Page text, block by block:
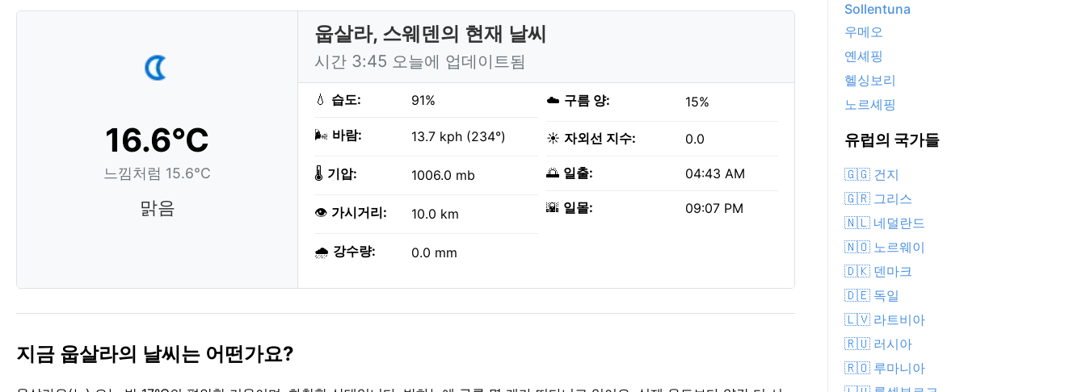
16.6°C
느낌처럼 15.6°C
맑음
웁살라, 스웨덴의 현재 날씨
시간 3:45 오늘에 업데이트됨
💧 습도: 91%
🌬️ 바람: 13.7 kph (234°)
🌡️ 기압: 1006.0 mb
👁️ 가시거리: 10.0 km
🌧️ 강수량: 0.0 mm
☁️ 구름 양: 15%
☀️ 자외선 지수: 0.0
🌅 일출: 04:43 AM
🌇 일몰: 09:07 PM
지금 웁살라의 날씨는 어떤가요?
Sollentuna
우메오
옌셰핑
헬싱보리
노르셰핑
유럽의 국가들
🇬🇬 건지
🇬🇷 그리스
🇳🇱 네덜란드
🇳🇴 노르웨이
🇩🇰 덴마크
🇩🇪 독일
🇱🇻 라트비아
🇷🇺 러시아
🇷🇴 루마니아